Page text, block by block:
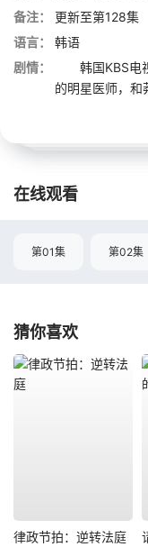
备注：
更新至第128集
语言：
韩语
剧情：
韩国KBS电视
的明星医师，和
在线观看
第01集 第02集
猜你喜欢
律政节拍：逆转法庭